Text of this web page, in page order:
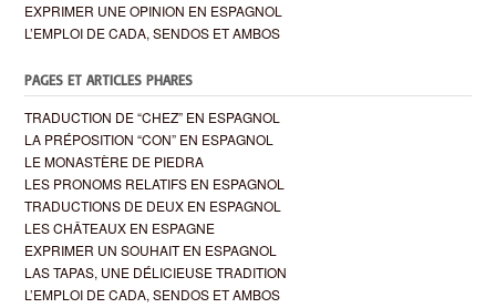
EXPRIMER UNE OPINION EN ESPAGNOL
L’EMPLOI DE CADA, SENDOS ET AMBOS
PAGES ET ARTICLES PHARES
TRADUCTION DE “CHEZ” EN ESPAGNOL
LA PRÉPOSITION “CON” EN ESPAGNOL
LE MONASTÈRE DE PIEDRA
LES PRONOMS RELATIFS EN ESPAGNOL
TRADUCTIONS DE DEUX EN ESPAGNOL
LES CHÂTEAUX EN ESPAGNE
EXPRIMER UN SOUHAIT EN ESPAGNOL
LAS TAPAS, UNE DÉLICIEUSE TRADITION
L’EMPLOI DE CADA, SENDOS ET AMBOS